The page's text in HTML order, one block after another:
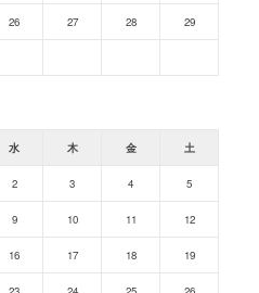
26 27 28 29
水 木 金 土
2 3 4 5
9 10 11 12
16 17 18 19